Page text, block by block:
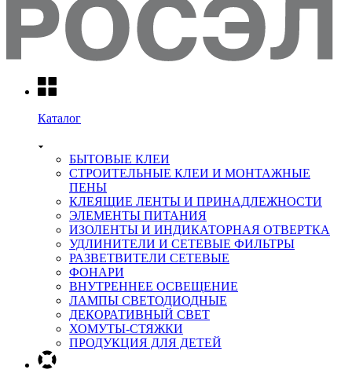
Каталог
БЫТОВЫЕ КЛЕИ
СТРОИТЕЛЬНЫЕ КЛЕИ И МОНТАЖНЫЕ
ПЕНЫ
КЛЕЯЩИЕ ЛЕНТЫ И ПРИНАДЛЕЖНОСТИ
ЭЛЕМЕНТЫ ПИТАНИЯ
ИЗОЛЕНТЫ И ИНДИКАТОРНАЯ ОТВЕРТКА
УДЛИНИТЕЛИ И СЕТЕВЫЕ ФИЛЬТРЫ
РАЗВЕТВИТЕЛИ СЕТЕВЫЕ
ФОНАРИ
ВНУТРЕННЕЕ ОСВЕЩЕНИЕ
ЛАМПЫ СВЕТОДИОДНЫЕ
ДЕКОРАТИВНЫЙ СВЕТ
ХОМУТЫ-СТЯЖКИ
ПРОДУКЦИЯ ДЛЯ ДЕТЕЙ